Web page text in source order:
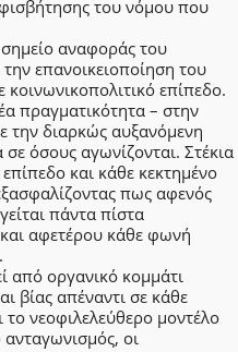
του νόμου που
αναφοράς του
επανοικειοποίηση του
επίπεδο.
πραγματικότητα – στην
την διαρκώς αυξανόμενη
σε όσους αγωνίζονται. Στέκια
και κάθε κεκτημένο
πως αφενός
πάντα πίστα
αφετέρου κάθε φωνή
από οργανικό κομμάτι
βίας απέναντι σε κάθε
νεοφιλελεύθερο μοντέλο
οι